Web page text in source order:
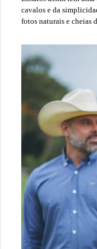
cavalos e da
fotos naturais e cheias